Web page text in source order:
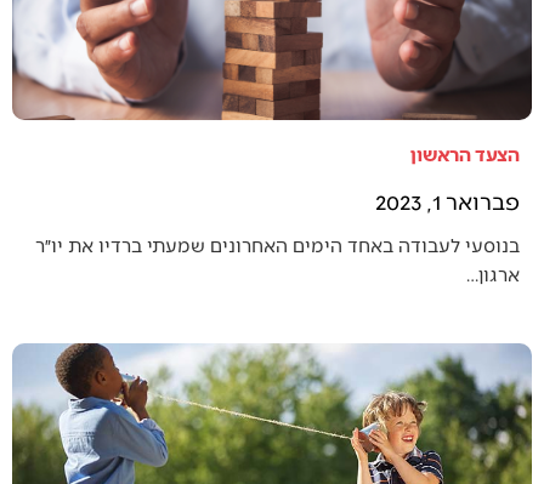
הצעד הראשון
פברואר 1, 2023
בנוסעי לעבודה באחד הימים האחרונים שמעתי ברדיו את יו״ר
ארגון…